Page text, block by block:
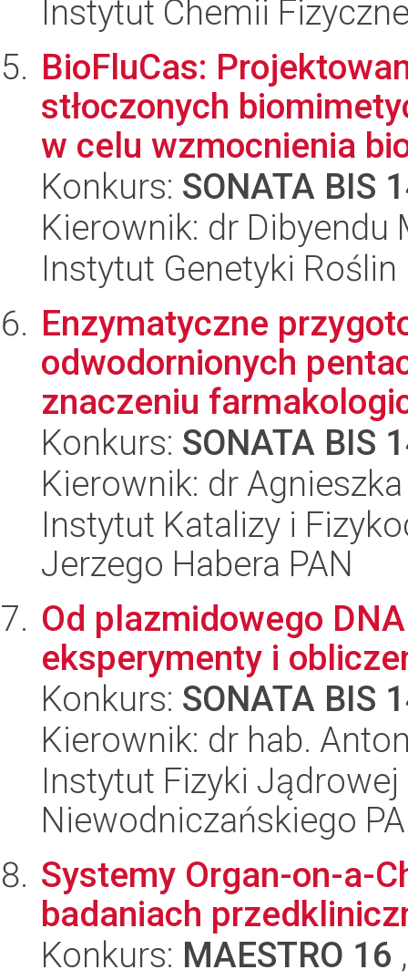
Instytut Chemii
BioFluCas:
stłoczonych
w celu wzmocnienia
Konkurs: SONATA BIS
Kierownik: dr Dibyendu
Instytut Genetyki Roślin
Enzymatyczne
odwodornionych
znaczeniu
Konkurs: SONATA BIS
Kierownik: dr
Instytut Katalizy i
Jerzego Habera PAN
Od plazmidowego
eksperymenty i
Konkurs: SONATA BIS
Kierownik: dr hab.
Instytut Fizyki
Niewodniczańskiego
Systemy Organ-on-a-
badaniach
Konkurs: MAESTRO 16